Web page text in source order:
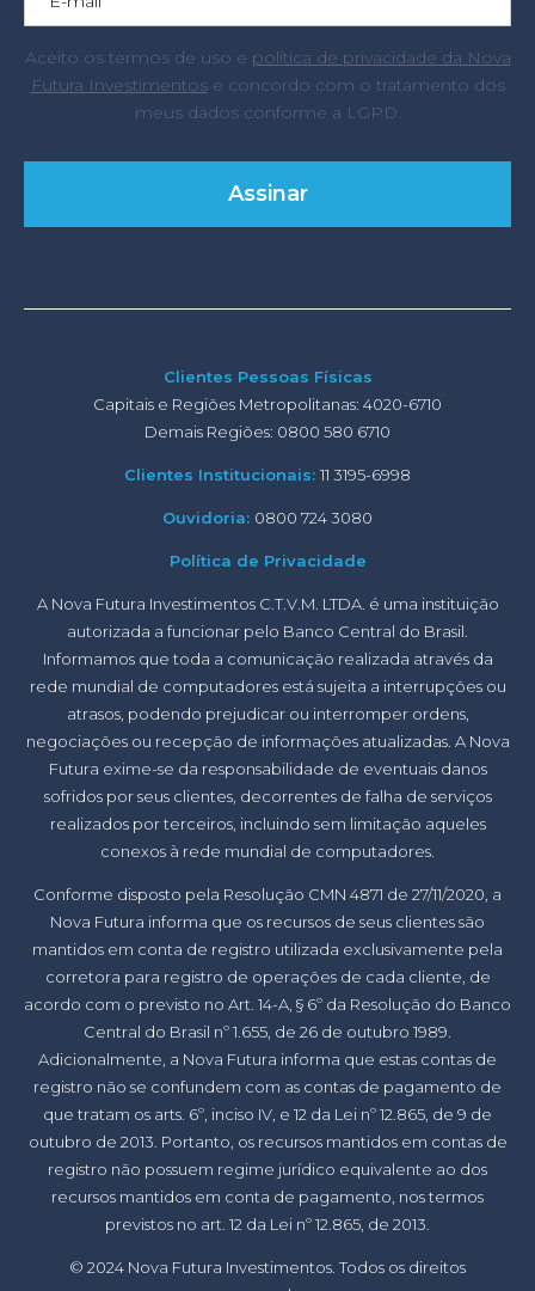
Aceito os termos de uso e política de privacidade da Nova
Futura Investimentose concordo com o tratamento dos
meus dados conforme a LGPD.
Clientes Pessoas Físicas
Capitais e Regiões Metropolitanas: 4020-6710
Demais Regiões: 0800 580 6710
Clientes Institucionais: 11 3195-6998
Ouvidoria: 0800 724 3080
Política de Privacidade
A Nova Futura Investimentos C.T.V.M. LTDA. é uma instituição
autorizada a funcionar pelo Banco Central do Brasil.
Informamos que toda a comunicação realizada através da
rede mundial de computadores está sujeita a interrupções ou
atrasos, podendo prejudicar ou interromper ordens,
negociações ou recepção de informações atualizadas. A Nova
Futura exime-se da responsabilidade de eventuais danos
sofridos por seus clientes, decorrentes de falha de serviços
realizados por terceiros, incluindo sem limitação aqueles
conexos à rede mundial de computadores.
Conforme disposto pela Resolução CMN 4871 de 27/11/2020, a
Nova Futura informa que os recursos de seus clientes são
mantidos em conta de registro utilizada exclusivamente pela
corretora para registro de operações de cada cliente, de
acordo com o previsto no Art. 14-A, § 6º da Resolução do Banco
Central do Brasil nº 1.655, de 26 de outubro 1989.
Adicionalmente, a Nova Futura informa que estas contas de
registro não se confundem com as contas de pagamento de
que tratam os arts. 6º, inciso IV, e 12 da Lei nº 12.865, de 9 de
outubro de 2013. Portanto, os recursos mantidos em contas de
registro não possuem regime jurídico equivalente ao dos
recursos mantidos em conta de pagamento, nos termos
previstos no art. 12 da Lei nº 12.865, de 2013.
© 2024 Nova Futura Investimentos. Todos os direitos